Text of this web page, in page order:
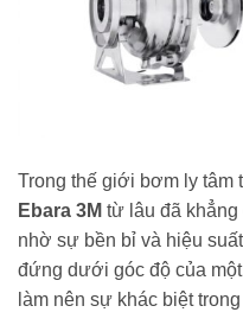
Trong thế giới bơm ly tâm
Ebara 3M từ lâu đã khẳng
nhờ sự bền bỉ và hiệu
đứng dưới góc độ của
làm nên sự khác biệt